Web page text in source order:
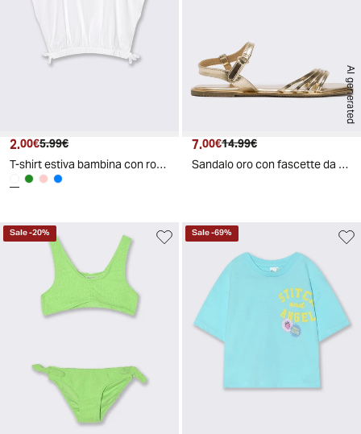
Prezzo attuale
2.00€ Prezzo originale
5.99€
T-shirt estiva bambina con rouches - Bianco
AI generated
Prezzo attuale
7.00€ Prezzo originale
14.99€
Sandalo oro con fascette da bambina - Oro
Sale-20% Sale-69%